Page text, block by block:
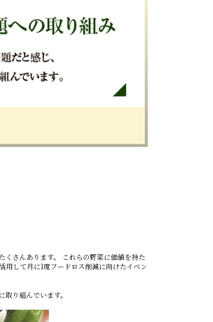
さんあります。 これらの野菜に価値を持た
して月に1度フードロス削減に向けたイベン
り組んでいます。